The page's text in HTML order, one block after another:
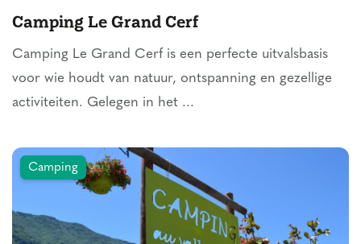
Camping Le Grand Cerf
Camping Le Grand Cerf is een perfecte uitvalsbasis
voor wie houdt van natuur, ontspanning en gezellige
activiteiten. Gelegen in het ...
Camping